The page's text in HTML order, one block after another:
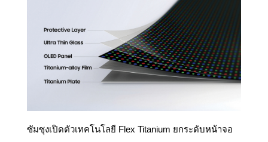
ซัมซุงเปิดตัวเทคโนโลยี Flex Titanium ยกระดับหน้าจอ